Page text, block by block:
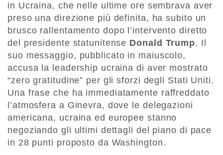
in Ucraina, che nelle ultime ore sembrava aver
preso una direzione più definita, ha subito un
brusco rallentamento dopo l’intervento diretto
del presidente statunitense Donald Trump. Il
suo messaggio, pubblicato in maiuscolo,
accusa la leadership ucraina di aver mostrato
“zero gratitudine” per gli sforzi degli Stati Uniti.
Una frase che ha immediatamente raffreddato
l’atmosfera a Ginevra, dove le delegazioni
americana, ucraina ed europee stanno
negoziando gli ultimi dettagli del piano di pace
in 28 punti proposto da Washington.